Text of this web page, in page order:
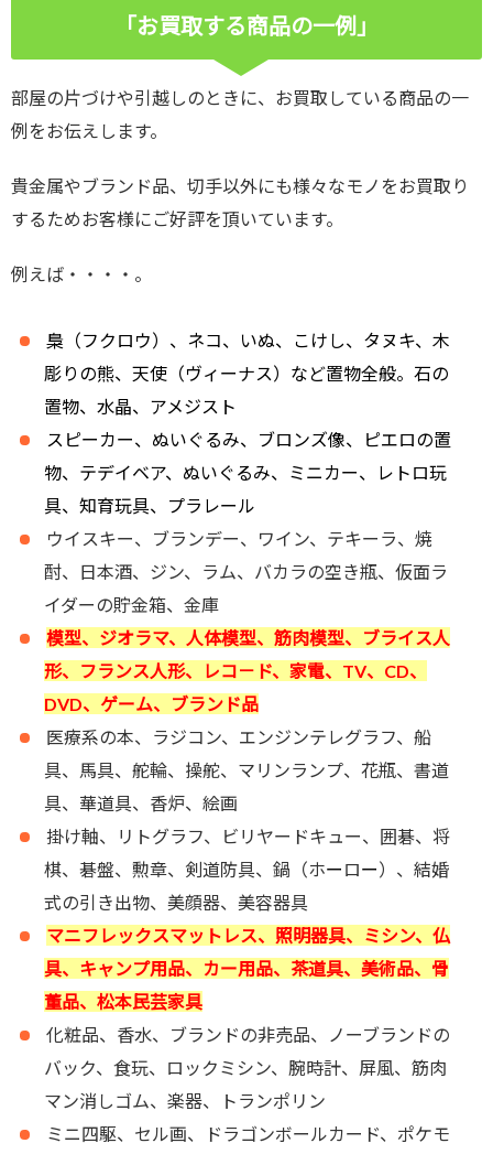
「お買取する商品の一例」
部屋の片づけや引越しのときに、お買取している商品の一
例をお伝えします。
貴金属やブランド品、切手以外にも様々なモノをお買取り
するためお客様にご好評を頂いています。
例えば・・・・。
梟（フクロウ）、ネコ、いぬ、こけし、タヌキ、木
彫りの熊、天使（ヴィーナス）など置物全般。石の
置物、水晶、アメジスト
スピーカー、ぬいぐるみ、ブロンズ像、ピエロの置
物、テデイベア、ぬいぐるみ、ミニカー、レトロ玩
具、知育玩具、プラレール
ウイスキー、ブランデー、ワイン、テキーラ、焼
酎、日本酒、ジン、ラム、バカラの空き瓶、仮面ラ
イダーの貯金箱、金庫
模型、ジオラマ、人体模型、筋肉模型、ブライス人
形、フランス人形、レコ－ド、家電、TV、CD、
DVD、ゲーム、ブランド品
医療系の本、ラジコン、エンジンテレグラフ、船
具、馬具、舵輪、操舵、マリンランプ、花瓶、書道
具、華道具、香炉、絵画
掛け軸、リトグラフ、ビリヤードキュー、囲碁、将
棋、碁盤、勲章、剣道防具、鍋（ホー ロー）、結婚
式の引き出物、美顔器、美容器具
マニフレックスマットレス、照明器具、ミシン、仏
具、キャンプ用品、カー用品、茶道具、美術品、骨
董品、松本民芸家具
化粧品、香水、ブランドの非売品、ノーブランドの
バック、食玩、ロックミシン、腕時計、屏風、筋肉
マン消しゴム、楽器、トランポリン
ミニ四駆、セル画、ドラゴンボールカード、ポケモ